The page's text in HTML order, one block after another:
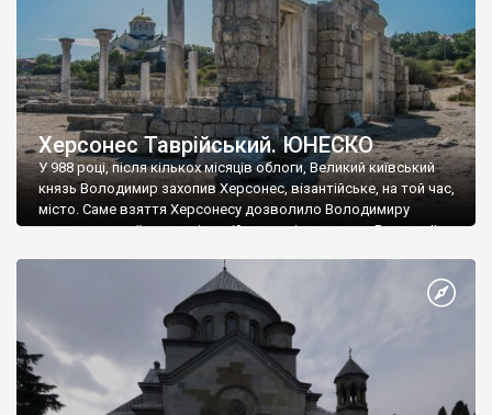
Херсонес Таврійський. ЮНЕСКО
У 988 році, після кількох місяців облоги, Великий київський
князь Володимир захопив Херсонес, візантійське, на той час,
місто. Саме взяття Херсонесу дозволило Володимиру
диктувати свої умови візантійському імператору Василю ІІ, та
Херсонесі Володимир-язичник, став Василем-християнином.
А потім було Хрещення Русі. На честь Херсонесу Таврійського